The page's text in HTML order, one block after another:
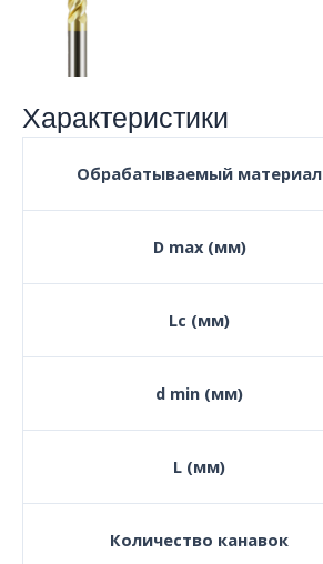
Характеристики
Обрабатываемый материал
D max (мм)
Lc (мм)
d min (мм)
L (мм)
Количество канавок